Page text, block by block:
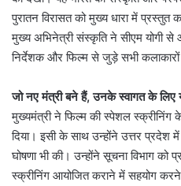
पुरातन विरासत को मुख्य धारा में प्रस्तुत
मुख्य अभिनेत्री संस्कृति ने सीएम योगी से
निर्देशक और फिल्म से जुड़े सभी कलाकारों
जो नए मंत्री बने हैं, उनके स्वागत के लिए
मुख्यमंत्री ने फिल्म की स्पेशल स्क्रीनिंग
दिया। इसी के साथ उन्होंने उत्तर
घोषणा भी की। उन्होंने सूचना विभाग
स्क्रीनिंग आयोजित कराने में सहयोग